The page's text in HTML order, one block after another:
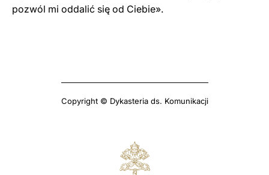
pozwól mi oddalić się od Ciebie».
Copyright © Dykasteria ds. Komunikacji